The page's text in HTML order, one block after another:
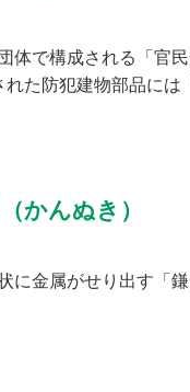
で構成される「官
た防犯建物部品には
かんぬき）
に金属がせり出す「